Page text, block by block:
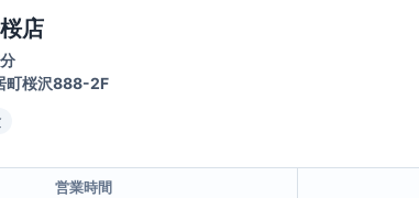
店
町桜沢888-2F
営業時間